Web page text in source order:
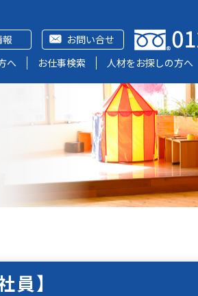
お問い合せ
へ
お仕事検索 人材をお探しの方へ
員】